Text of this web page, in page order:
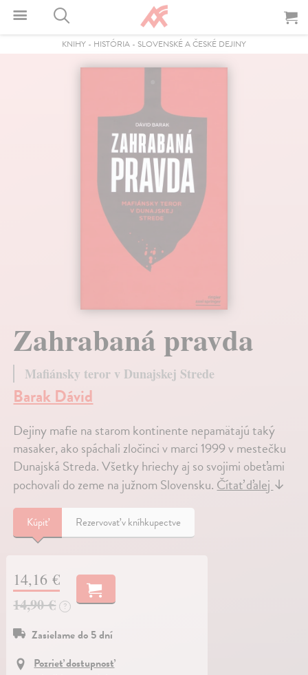
KNIHY - HISTÓRIA - SLOVENSKÉ A ČESKÉ DEJINY
Zahrabaná pravda
Mafiánsky teror v Dunajskej Strede
Barak Dávid
Dejiny mafie na starom kontinente nepamätajú taký
masaker, ako spáchali zločinci v marci 1999 v mestečku
Dunajská Streda. Všetky hriechy aj so svojimi obeťami
pochovali do zeme na južnom Slovensku.Čítať ďalej↓
Kúpiť Rezervovať v kníhkupectve
14,16 €
14,90 €
?
Zasielame do 5 dní
Pozrieť dostupnosť